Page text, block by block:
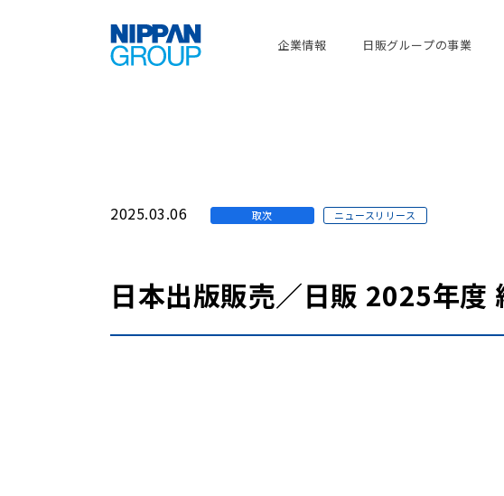
企業情報 日販グループの事業
2025.03.06 取次 ニュースリリース
日本出版販売／日販 2025年度